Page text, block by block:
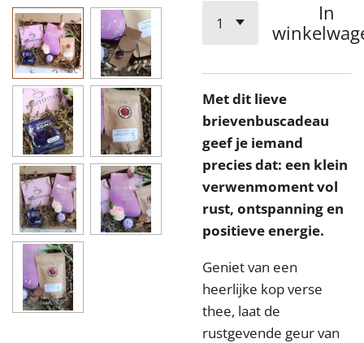
In
Met dit lieve
brievenbuscadeau
geef je iemand
precies dat: een klein
verwenmoment vol
rust, ontspanning en
positieve energie.
Geniet van een
heerlijke kop verse
thee, laat de
rustgevende geur van